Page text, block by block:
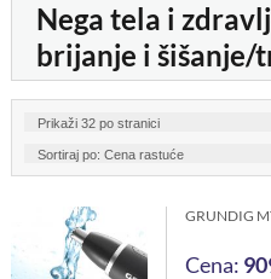
Nega tela i
brijanje i šišanje/
GRUNDIG
Cena: